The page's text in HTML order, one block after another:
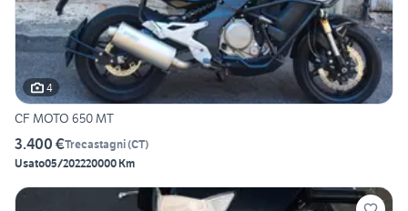
4
CF MOTO 650 MT
3.400 €Trecastagni(CT)
Usato05/202220000 Km